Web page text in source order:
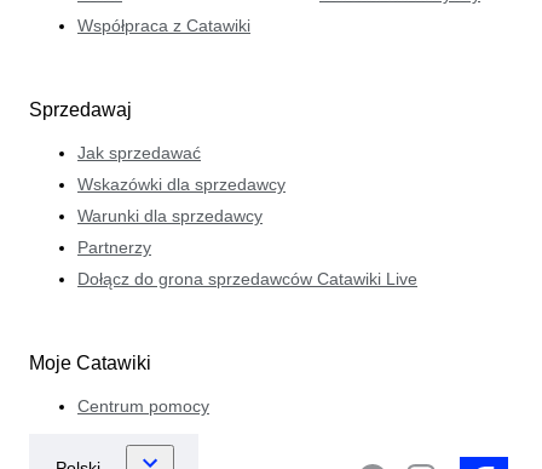
Współpraca z Catawiki
Sprzedawaj
Jak sprzedawać
Wskazówki dla sprzedawcy
Warunki dla sprzedawcy
Partnerzy
Dołącz do grona sprzedawców Catawiki Live
Moje Catawiki
Centrum pomocy